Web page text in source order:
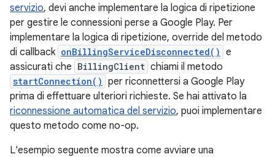
servizio, devi anche implementare la logica di ripetizione
per gestire le connessioni perse a Google Play. Per
implementare la logica di ripetizione, override del metodo
di callback onBillingServiceDisconnected() e
assicurati che BillingClient chiami il metodo
startConnection() per riconnettersi a Google Play
prima di effettuare ulteriori richieste. Se hai attivato la
riconnessione automatica del servizio, puoi implementare
questo metodo come no-op.
L'esempio seguente mostra come avviare una